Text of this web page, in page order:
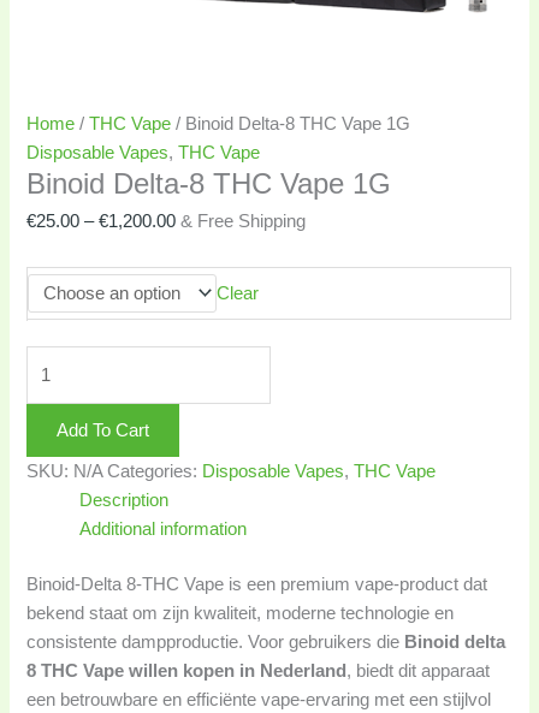
Home /THC Vape / Binoid Delta-8 THC Vape 1G
Disposable Vapes,THC Vape
Binoid Delta-8 THC Vape 1G
€25.00 – €1,200.00 & Free Shipping
Clear
Add To Cart
SKU: N/A Categories: Disposable Vapes,THC Vape
Description
Additional information
Binoid-Delta 8-THC Vape is een premium vape-product dat
bekend staat om zijn kwaliteit, moderne technologie en
consistente dampproductie. Voor gebruikers die Binoid delta
8 THC Vape willen kopen in Nederland , biedt dit apparaat
een betrouwbare en efficiënte vape-ervaring met een stijlvol